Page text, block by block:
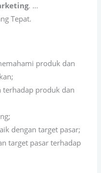
. …
Tepat.
produk dan
produk dan
dengan target pasar;
target pasar terhadap